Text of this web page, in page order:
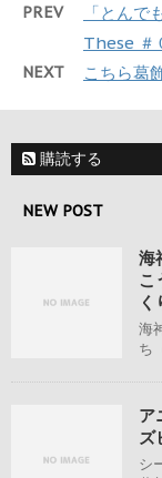
PREV
「とん
These ＃
NEXT こちら葛
購読する
NEW POST
海
こ
く
海
ち
ア
ズ
シ